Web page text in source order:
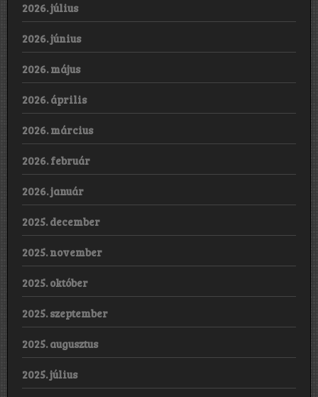
2026. július
2026. június
2026. május
2026. április
2026. március
2026. február
2026. január
2025. december
2025. november
2025. október
2025. szeptember
2025. augusztus
2025. július